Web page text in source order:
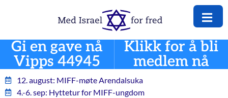
Gi en gave nå
Vipps 44945
Klikk for å bli
medlem nå
12. august: MIFF-møte Arendalsuka
4.-6. sep: Hyttetur for MIFF-ungdom